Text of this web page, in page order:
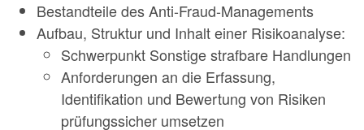
Bestandteile des Anti-Fraud-Managements
Aufbau, Struktur und Inhalt einer Risikoanalyse:
Schwerpunkt Sonstige strafbare Handlungen
Anforderungen an die Erfassung,
Identifikation und Bewertung von Risiken
prüfungssicher umsetzen